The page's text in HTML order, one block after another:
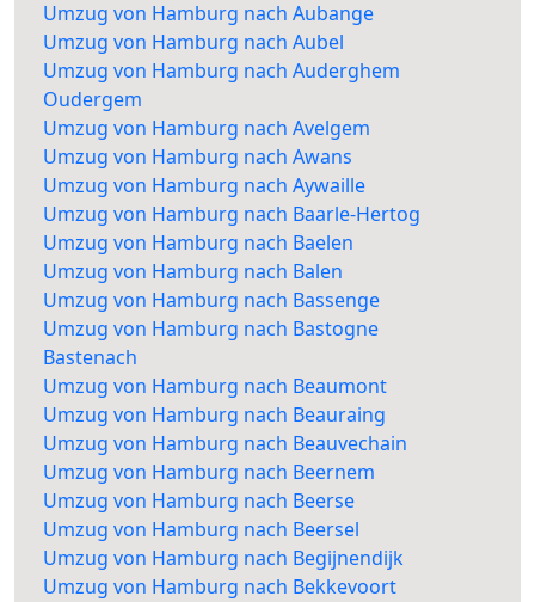
Umzug von Hamburg nach Aubange
Umzug von Hamburg nach Aubel
Umzug von Hamburg nach Auderghem
Oudergem
Umzug von Hamburg nach Avelgem
Umzug von Hamburg nach Awans
Umzug von Hamburg nach Aywaille
Umzug von Hamburg nach Baarle-Hertog
Umzug von Hamburg nach Baelen
Umzug von Hamburg nach Balen
Umzug von Hamburg nach Bassenge
Umzug von Hamburg nach Bastogne
Bastenach
Umzug von Hamburg nach Beaumont
Umzug von Hamburg nach Beauraing
Umzug von Hamburg nach Beauvechain
Umzug von Hamburg nach Beernem
Umzug von Hamburg nach Beerse
Umzug von Hamburg nach Beersel
Umzug von Hamburg nach Begijnendijk
Umzug von Hamburg nach Bekkevoort